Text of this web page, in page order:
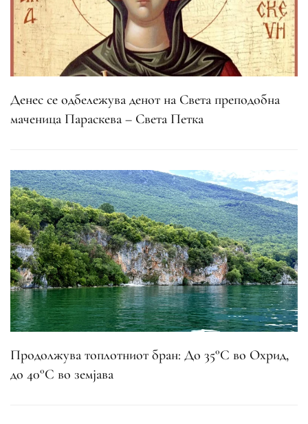
Денес се одбележува денот на Света преподобна
маченица Параскева – Света Петка
Продолжува топлотниот бран: До 35°C во Охрид,
до 40°C во земјава